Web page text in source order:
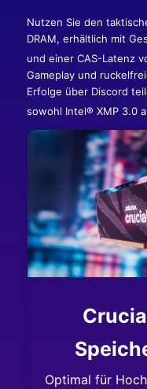
Nutzen Sie den
DRAM, erhältlich mit
und einer CAS-Latenz
Gameplay und
Erfolge über Discord
sowohl Intel® XMP 3.0
Optimal für